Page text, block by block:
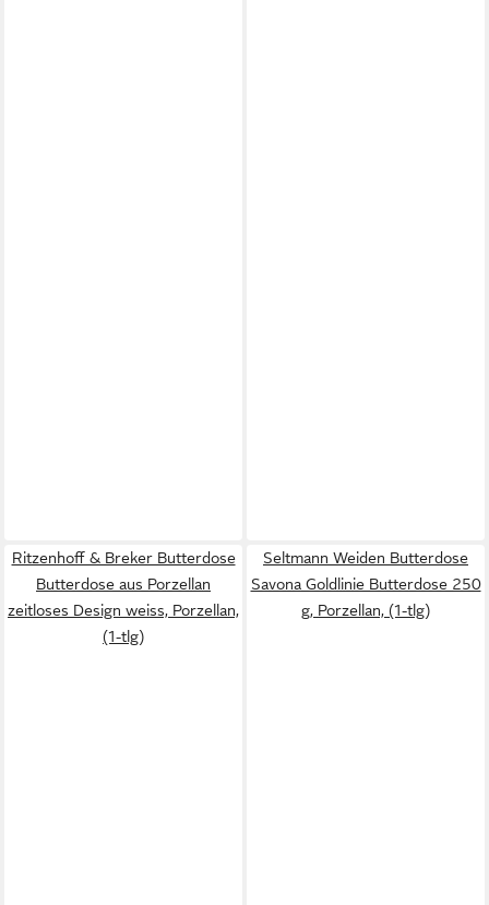
Ritzenhoff & Breker Butterdose
Butterdose aus Porzellan
zeitloses Design weiss, Porzellan,
(1-tlg)
Seltmann Weiden Butterdose
Savona Goldlinie Butterdose 250
g, Porzellan, (1-tlg)